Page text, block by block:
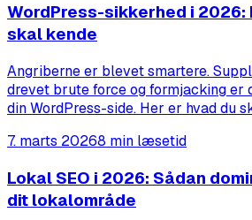
WordPress-sikkerhed i 2026:
skal kende
Angriberne er blevet smartere.
drevet brute force og formjacking er
din WordPress-side. Her er hvad du
7. marts 20268 min læsetid
Lokal SEO i 2026: Sådan
dit lokalområde